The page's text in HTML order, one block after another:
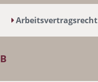
Arbeitsvertragsrecht
B